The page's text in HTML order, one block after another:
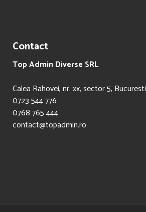
Contact
Top Admin Diverse SRL
Calea Rahovei, nr. xx, sector 5, Bucuresti
0723 544 776
0768 765 444
contact@topadmin.ro